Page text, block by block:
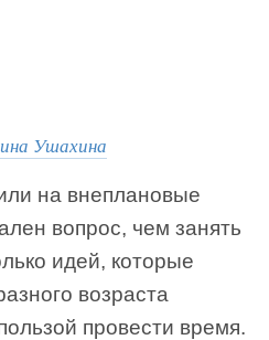
Ушахина
на внеплановые
вопрос, чем занять
идей, которые
возраста
провести время.